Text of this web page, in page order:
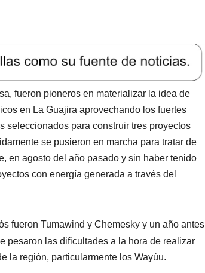
fueron pioneros en materializar la idea de
en La Guajira aprovechando los fuertes
seleccionados para construir tres proyectos
se pusieron en marcha para tratar de
en agosto del año pasado y sin haber tenido
con energía generada a través del
fueron Tumawind y Chemesky y un año antes
pesaron las dificultades a la hora de realizar
la región, particularmente los Wayúu.